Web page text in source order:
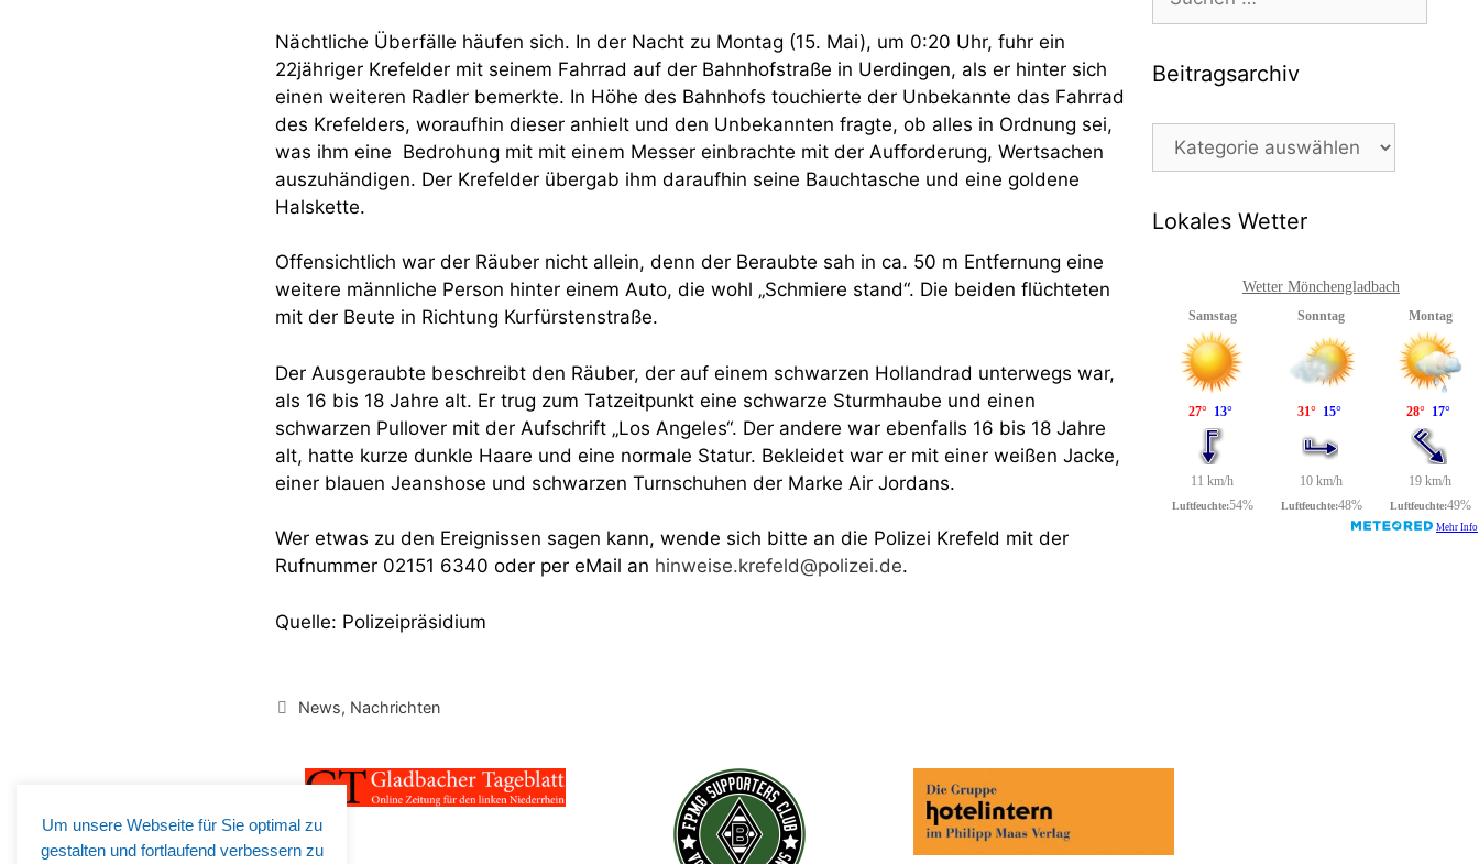
Nächtliche Überfälle häufen sich. In der Nacht zu Montag (15. Mai), um 0:20 Uhr, fuhr ein
22jähriger Krefelder mit seinem Fahrrad auf der Bahnhofstraße in Uerdingen, als er hinter sich
einen weiteren Radler bemerkte. In Höhe des Bahnhofs touchierte der Unbekannte das Fahrrad
des Krefelders, woraufhin dieser anhielt und den Unbekannten fragte, ob alles in Ordnung sei,
was ihm eine Bedrohung mit mit einem Messer einbrachte mit der Aufforderung, Wertsachen
auszuhändigen. Der Krefelder übergab ihm daraufhin seine Bauchtasche und eine goldene
Halskette.
Offensichtlich war der Räuber nicht allein, denn der Beraubte sah in ca. 50 m Entfernung eine
weitere männliche Person hinter einem Auto, die wohl „Schmiere stand“. Die beiden flüchteten
mit der Beute in Richtung Kurfürstenstraße.
Der Ausgeraubte beschreibt den Räuber, der auf einem schwarzen Hollandrad unterwegs war,
als 16 bis 18 Jahre alt. Er trug zum Tatzeitpunkt eine schwarze Sturmhaube und einen
schwarzen Pullover mit der Aufschrift „Los Angeles“. Der andere war ebenfalls 16 bis 18 Jahre
alt, hatte kurze dunkle Haare und eine normale Statur. Bekleidet war er mit einer weißen Jacke,
einer blauen Jeanshose und schwarzen Turnschuhen der Marke Air Jordans.
Wer etwas zu den Ereignissen sagen kann, wende sich bitte an die Polizei Krefeld mit der
Rufnummer 02151 6340 oder per eMail an hinweise.krefeld@polizei.de.
Quelle: Polizeipräsidium
Kategorien
News, Nachrichten
nach:
Beitragsarchiv
Beitragsarchiv
Lokales Wetter
Wetter Mönchengladbach
Um unsere Webseite für Sie optimal zu
gestalten und fortlaufend verbessern zu